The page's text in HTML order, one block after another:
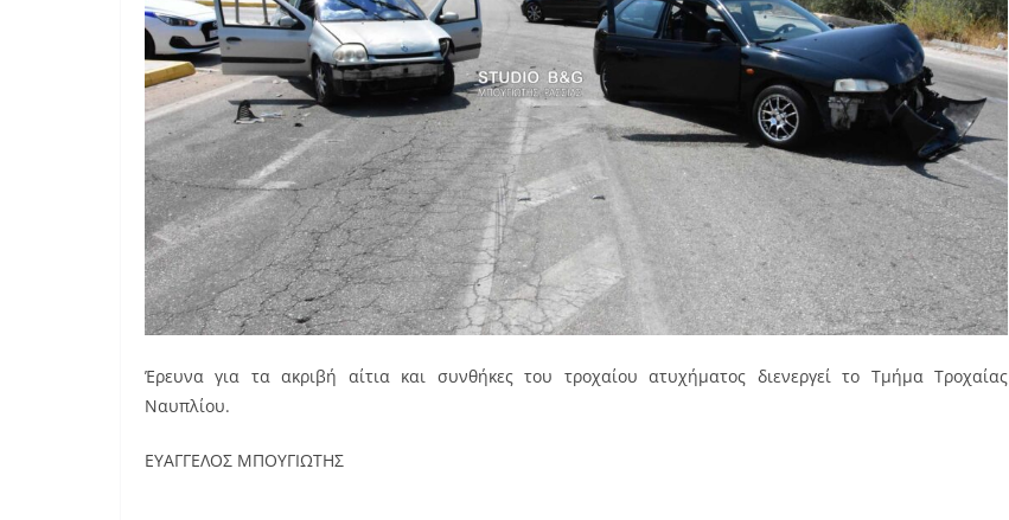
Έρευνα για τα ακριβή αίτια και συνθήκες του τροχαίου ατυχήματος διενεργεί το Τμήμα Τροχαίας
Ναυπλίου.
ΕΥΑΓΓΕΛΟΣ ΜΠΟΥΓΙΩΤΗΣ